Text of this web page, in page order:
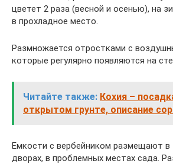
цветет 2 раза (весной и осенью), на
в прохладное место.
Размножается отростками с
которые регулярно появляются на
Читайте также: Кохия –
открытом грунте, описание
Емкости с вербейником размещают
дворах, в проблемных местах сада.